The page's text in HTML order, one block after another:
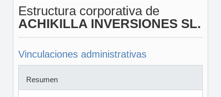
Estructura corporativa de
ACHIKILLA INVERSIONES SL.
Vinculaciones administrativas
Resumen